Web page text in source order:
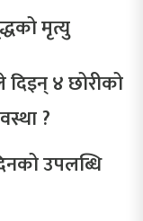
मृत्यु
दिइन् ४ छोरीको
?
उपलब्धि